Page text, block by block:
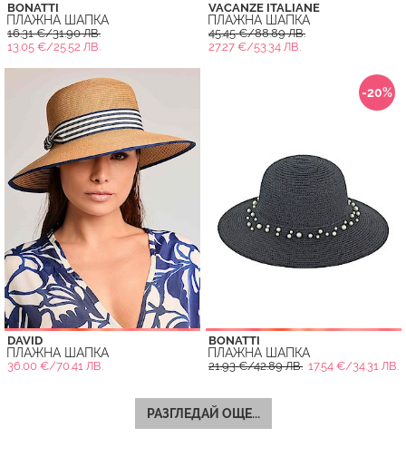
BONATTI
ПЛАЖНА ШАПКА
16.31 €/31.90 ЛВ.
13.05 €/25.52 ЛВ.
VACANZE ITALIANE
ПЛАЖНА ШАПКА
45.45 €/88.89 ЛВ.
27.27 €/53.34 ЛВ.
DAVID
ПЛАЖНА ШАПКА
36.00 €/70.41 ЛВ.
-20%
BONATTI
ПЛАЖНА ШАПКА
21.93 €/42.89 ЛВ. 17.54 €/34.31 ЛВ.
РАЗГЛЕДАЙ ОЩЕ...